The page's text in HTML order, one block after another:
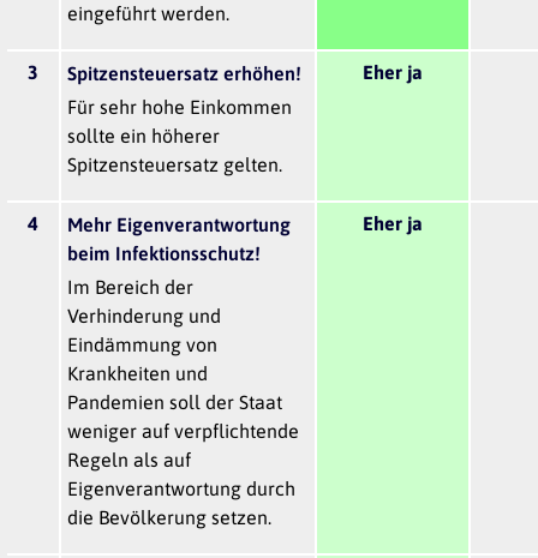
eingeführt werden.
3
Spitzensteuersatz erhöhen!
Für sehr hohe Einkommen
sollte ein höherer
Spitzensteuersatz gelten.
Eher ja
4
Mehr Eigenverantwortung
beim Infektionsschutz!
Im Bereich der
Verhinderung und
Eindämmung von
Krankheiten und
Pandemien soll der Staat
weniger auf verpflichtende
Regeln als auf
Eigenverantwortung durch
die Bevölkerung setzen.
Eher ja